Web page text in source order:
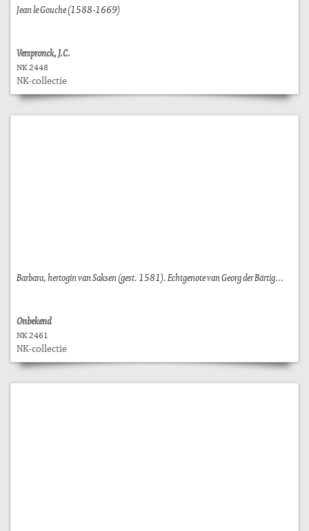
Jean le Gouche (1588-1669)
Verspronck, J.C.
NK 2448
NK-collectie
Barbara, hertogin van Saksen (gest. 1581). Echtgenote van Georg der Bärtig...
Onbekend
NK 2461
NK-collectie